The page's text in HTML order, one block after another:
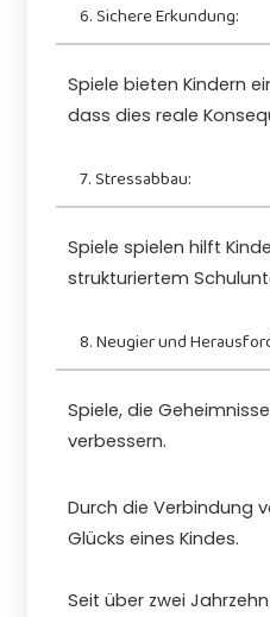
6. Sichere Erkundung:
Spiele bieten Kindern
dass dies reale
7. Stressabbau:
Spiele spielen hilft
strukturiertem
8. Neugier und
Spiele, die
verbessern.
Durch die Verbindung
Glücks eines Kindes.
Seit über zwei